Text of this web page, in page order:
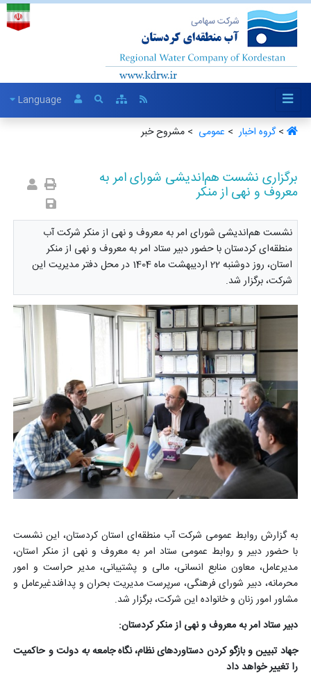
Language
>گروه اخبار ‏ > عمومی ‏ > مشروح خبر
برگزاری نشست هم‌اندیشی شورای امر به
معروف و نهی از منکر
نشست هم‌اندیشی شورای امر به معروف و نهی از منکر شرکت آب
منطقه‌ای کردستان با حضور دبیر ستاد امر به معروف و نهی از منکر
استان، روز دوشنبه 22 اردیبهشت ماه 1404 در محل دفتر مدیریت این
شرکت، برگزار شد.
به گزارش روابط عمومی شرکت آب منطقه‌ای استان کردستان، این نشست
با حضور دبیر و روابط عمومی ستاد امر به معروف و نهی از منکر استان،
مدیرعامل، معاون منابع انسانی، مالی و پشتیبانی، مدیر حراست و امور
محرمانه، دبیر شورای فرهنگی، سرپرست مدیریت بحران و پدافندغیرعامل و
مشاور امور زنان و خانواده این شرکت، برگزار شد.
دبیر ستاد امر به معروف و نهی از منکر کردستان:
جهاد تبیین و بازگو کردن دستاوردهای نظام، نگاه جامعهبه دولت و حاکمیت
را تغییر خواهد داد